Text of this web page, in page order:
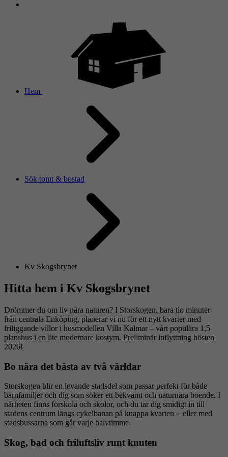
Hem
Sök tomt & bostad
Kv Skogsbrynet
Hitta hem i Kv Skogsbrynet
Drömmer du om liv nära naturen? I Storskogen, bara tio minuter
från centrala Enköping, planerar vi nu för ett nytt kvarter med
friliggande villor i husmodellen Villa Kalmar – vårt populära 1,5
planshus i en lite modernare kostym. Preliminär inflyttning hösten
2026!
Bo nära det bästa av två världar
Storskogen blir en levande stadsdel som passar perfekt för både
barnfamiljer och dig som söker ett bekvämt och naturnära boende. I
närheten finns förskola och skolor, och du tar dig smidigt in till
stadens centrum längs cykelbanan på knappa kvarten – eller med
stadsbussarna som går varje halvtimme.
Skog, bad och friluftsliv runt knuten